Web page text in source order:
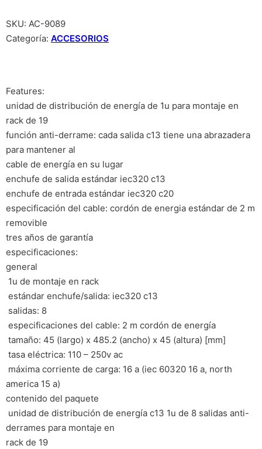
SKU: AC-9089
Categoría: ACCESORIOS
Features:
unidad de distribución de energía de 1u para montaje en
rack de 19
función anti-derrame: cada salida c13 tiene una abrazadera
para mantener al
cable de energía en su lugar
enchufe de salida estándar iec320 c13
enchufe de entrada estándar iec320 c20
especificación del cable: cordón de energia estándar de 2 m
removible
tres años de garantía
especificaciones:
general
 1u de montaje en rack
 estándar enchufe/salida: iec320 c13
 salidas: 8
 especificaciones del cable: 2 m cordón de energía
 tamaño: 45 (largo) x 485.2 (ancho) x 45 (altura) [mm]
 tasa eléctrica: 110 – 250v ac
 máxima corriente de carga: 16 a (iec 60320 16 a, north
america 15 a)
contenido del paquete
 unidad de distribución de energía c13 1u de 8 salidas anti-
derrames para montaje en
rack de 19